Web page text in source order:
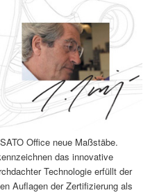
Office neue Maßstäbe.
das innovative
Technologie erfüllt der
Auflagen der Zertifizierung als